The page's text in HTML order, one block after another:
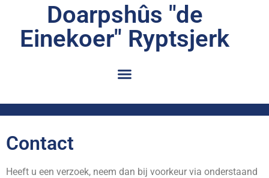
Doarpshûs "de
Einekoer" Ryptsjerk
Contact
Heeft u een verzoek, neem dan bij voorkeur via onderstaand